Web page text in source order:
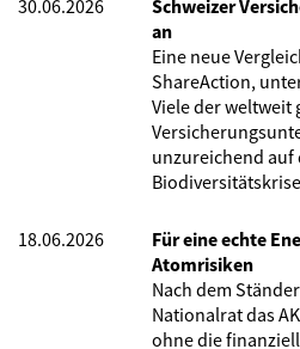
30.06.2026
Schweizer
an
Eine neue
ShareAction,
Viele der weltweit
unzureichend auf
Biodiversitätskrise
18.06.2026
Für eine echte
Atomrisiken
Nach dem
Nationalrat das
ohne die